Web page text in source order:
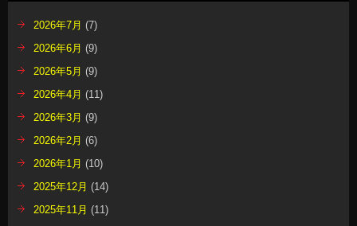
2026年7月 (7)
2026年6月 (9)
2026年5月 (9)
2026年4月 (11)
2026年3月 (9)
2026年2月 (6)
2026年1月 (10)
2025年12月 (14)
2025年11月 (11)